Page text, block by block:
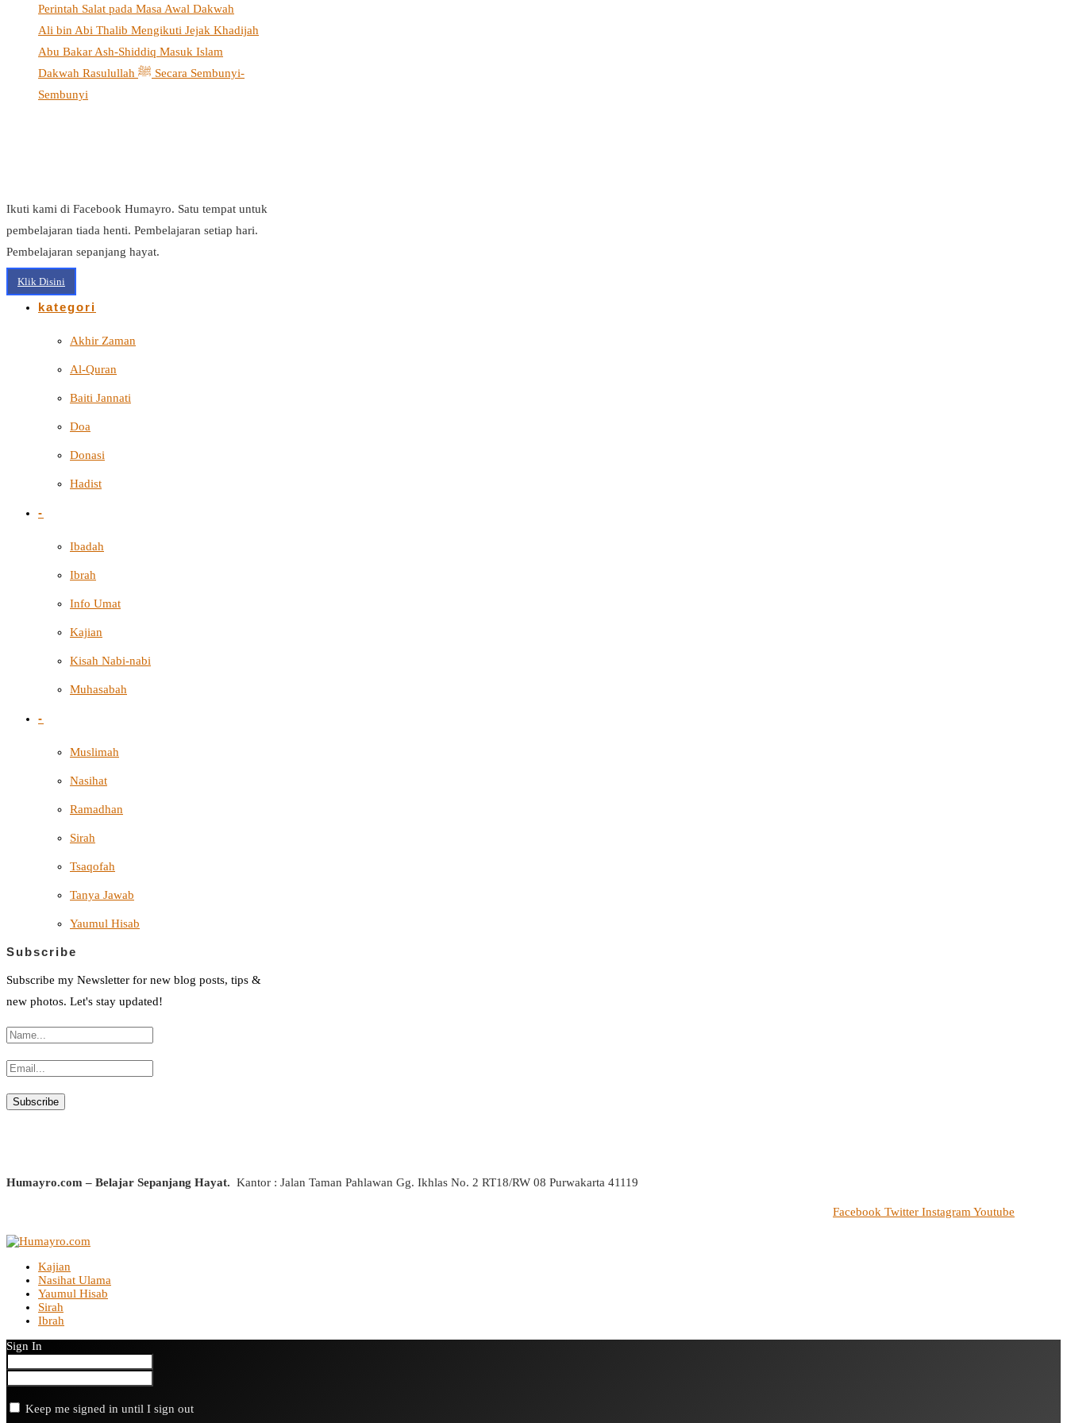
Perintah Salat pada Masa Awal Dakwah
Ali bin Abi Thalib Mengikuti Jejak Khadijah
Abu Bakar Ash-Shiddiq Masuk Islam
Dakwah Rasulullah ﷺ Secara Sembunyi-
Sembunyi
Ikuti kami di Facebook Humayro. Satu tempat untuk
pembelajaran tiada henti. Pembelajaran setiap hari.
Pembelajaran sepanjang hayat.
Klik Disini
kategori
Akhir Zaman
Al-Quran
Baiti Jannati
Doa
Donasi
Hadist
-
Ibadah
Ibrah
Info Umat
Kajian
Kisah Nabi-nabi
Muhasabah
-
Muslimah
Nasihat
Ramadhan
Sirah
Tsaqofah
Tanya Jawab
Yaumul Hisab
Subscribe
Subscribe my Newsletter for new blog posts, tips &
new photos. Let's stay updated!
Humayro.com – Belajar Sepanjang Hayat. Kantor : Jalan Taman Pahlawan Gg. Ikhlas No. 2 RT18/RW 08 Purwakarta 41119
Facebook Twitter InstagramYoutube
Kajian
Nasihat Ulama
Yaumul Hisab
Sirah
Ibrah
Sign In
Keep me signed in until I sign out